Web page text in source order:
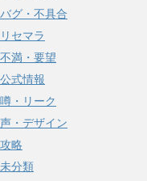
バグ・不具合
リセマラ
不満・要望
公式情報
噂・リーク
声・デザイン
攻略
未分類